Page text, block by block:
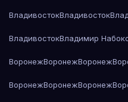
ВладивостокВладивосток
ВладивостокВладимир
ВоронежВоронежВоронеж
ВоронежВоронежВоронеж